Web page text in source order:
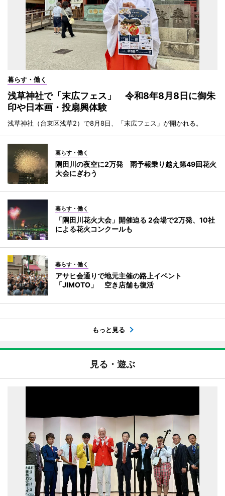
暮らす・働く
浅草神社で「末広フェス」 令和8年8月8日に御朱
印や日本画・投扇興体験
浅草神社（台東区浅草2）で8月8日、「末広フェス」が開かれる。
暮らす・働く
隅田川の夜空に2万発 雨予報乗り越え第49回花火
大会にぎわう
暮らす・働く
「隅田川花火大会」開催迫る 2会場で2万発、10社
による花火コンクールも
暮らす・働く
アサヒ会通りで地元主催の路上イベント
「JIMOTO」 空き店舗も復活
もっと見る
見る・遊ぶ